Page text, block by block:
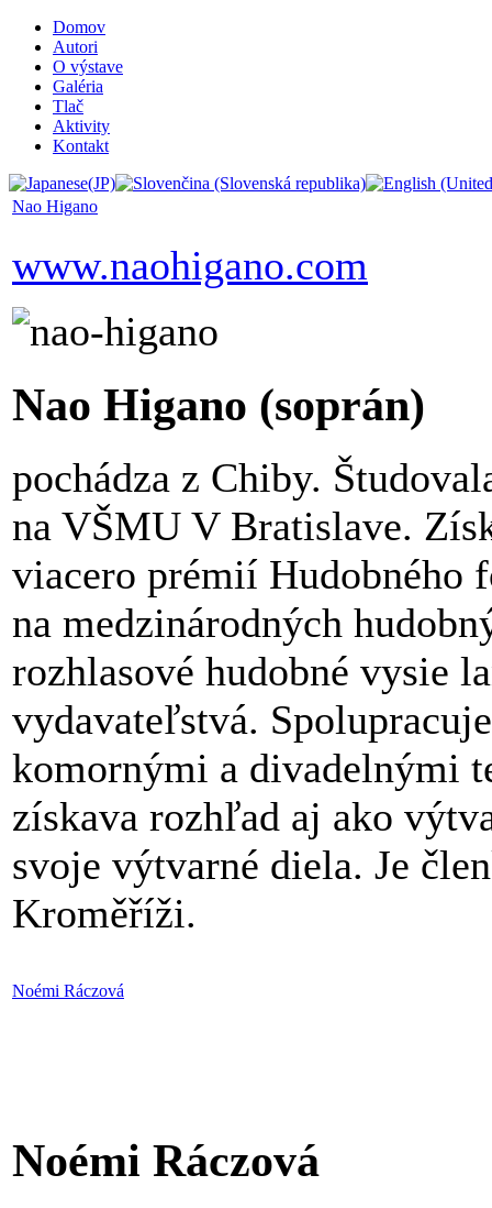
Domov
Autori
O výstave
Galéria
Tlač
Aktivity
Kontakt
Nao Higano
www.naohigano.com
Nao Higano (soprán)
pochádza z Chiby.
na VŠMU V Bratislave.
viacero prémií Hudobného
na medzinárodných
rozhlasové hudobné vysie
vydavateľstvá.
komornými a divadelnými
získava rozhľad aj ako
svoje výtvarné diela. Je
Kroměříži.
Noémi Ráczová
Noémi Ráczová